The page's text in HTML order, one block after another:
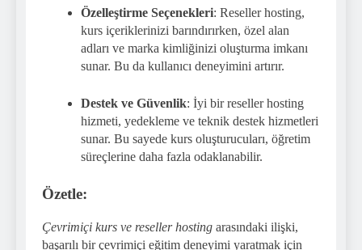
Özelleştirme Seçenekleri: Reseller hosting,
kurs içeriklerinizi barındırırken, özel alan
adları ve marka kimliğinizi oluşturma imkanı
sunar. Bu da kullanıcı deneyimini artırır.
Destek ve Güvenlik: İyi bir reseller hosting
hizmeti, yedekleme ve teknik destek hizmetleri
sunar. Bu sayede kurs oluşturucuları, öğretim
süreçlerine daha fazla odaklanabilir.
Özetle:
Çevrimiçi kurs ve reseller hosting arasındaki ilişki,
başarılı bir çevrimiçi eğitim deneyimi yaratmak için